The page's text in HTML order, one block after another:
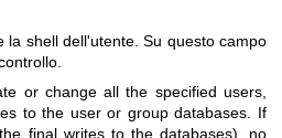
la shell dell'utente. Su questo campo
or change all the specified users,
to the user or group databases. If
final writes to the databases), no